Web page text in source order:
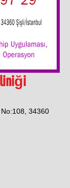
34360